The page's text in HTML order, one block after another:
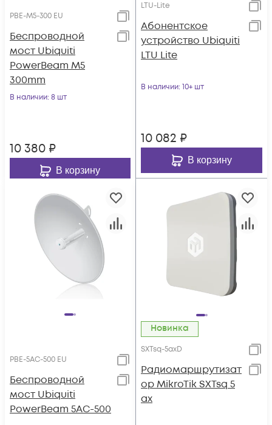
PBE-M5-300 EU
Беспроводной
мост Ubiquiti
PowerBeam M5
300mm
В наличии: 8 шт
10 380 ₽
В корзину
LTU-Lite
Абонентское
устройство Ubiquiti
LTU Lite
В наличии: 10+ шт
10 082 ₽
В корзину
PBE-5AC-500 EU
Беспроводной
мост Ubiquiti
PowerBeam 5AC-500
Новинка
SXTsq-5axD
Радиомаршрутизат
ор MikroTik SXTsq 5
ax